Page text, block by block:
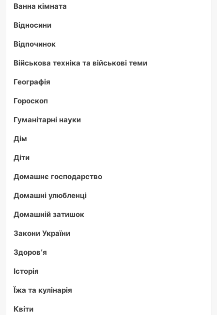
Ванна кімната
Відносини
Відпочинок
Військова техніка та військові теми
Географія
Гороскоп
Гуманітарні науки
Дім
Діти
Домашнє господарство
Домашні улюбленці
Домашній затишок
Закони України
Здоров'я
Історія
Їжа та кулінарія
Квіти